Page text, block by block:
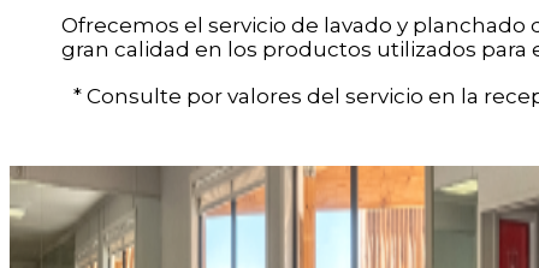
Ofrecemos el servicio de lavado y
gran calidad en los productos utilizados para
* Consulte por valores del servicio en la